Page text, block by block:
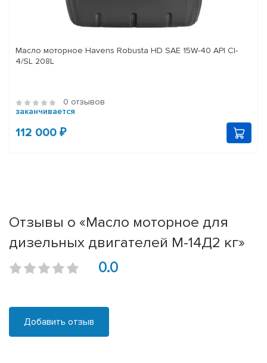
Масло моторное Havens Robusta HD SAE 15W-40 API CI-
4/SL 208L
0 отзывов
заканчивается
112 000 ₽
Отзывы о «Масло моторное для
дизельных двигателей М-14Д2 кг»
0.0
Добавить отзыв